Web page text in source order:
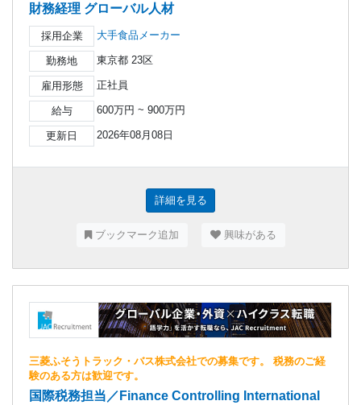
財務経理 グローバル人材
採用企業 大手食品メーカー
勤務地 東京都 23区
雇用形態 正社員
給与 600万円 ~ 900万円
更新日 2026年08月08日
詳細を見る
ブックマーク追加 興味がある
三菱ふそうトラック・バス株式会社での募集です。 税務のご経
験のある方は歓迎です。
国際税務担当／Finance Controlling International